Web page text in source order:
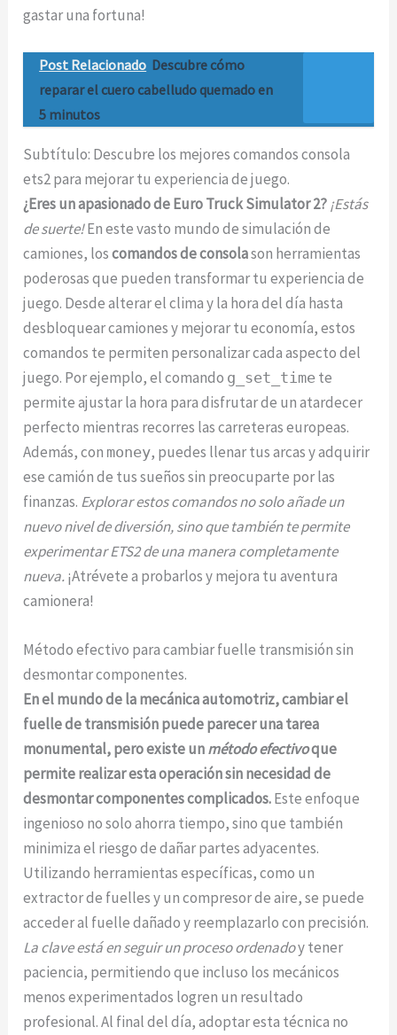
gastar una fortuna!
Post Relacionado Descubre cómo
reparar el cuero cabelludo quemado en
5 minutos
Subtítulo: Descubre los mejores comandos consola
ets2 para mejorar tu experiencia de juego.
¿Eres un apasionado de Euro Truck Simulator 2? ¡Estás
de suerte!En este vasto mundo de simulación de
camiones, loscomandos de consolason herramientas
poderosas que pueden transformar tu experiencia de
juego. Desde alterar el clima y la hora del día hasta
desbloquear camiones y mejorar tu economía, estos
comandos te permiten personalizar cada aspecto del
juego. Por ejemplo, el comando g_set_time te
permite ajustar la hora para disfrutar de un atardecer
perfecto mientras recorres las carreteras europeas.
Además, con money, puedes llenar tus arcas y adquirir
ese camión de tus sueños sin preocuparte por las
finanzas. Explorar estos comandos no solo añade un
nuevo nivel de diversión, sino que también te permite
experimentar ETS2 de una manera completamente
nueva.¡Atrévete a probarlos y mejora tu aventura
camionera!
Método efectivo para cambiar fuelle transmisión sin
desmontar componentes.
En el mundo de la mecánica automotriz, cambiar el
fuelle de transmisión puede parecer una tarea
monumental, pero existe unmétodo efectivoque
permite realizar esta operación sin necesidad de
desmontar componentes complicados.Este enfoque
ingenioso no solo ahorra tiempo, sino que también
minimiza el riesgo de dañar partes adyacentes.
Utilizando herramientas específicas, como un
extractor de fuelles y un compresor de aire, se puede
acceder al fuelle dañado y reemplazarlo con precisión.
La clave está en seguir un proceso ordenadoy tener
paciencia, permitiendo que incluso los mecánicos
menos experimentados logren un resultado
profesional. Al final del día, adoptar esta técnica no